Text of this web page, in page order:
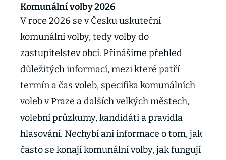
Komunální volby 2026
V roce 2026 se v Česku uskuteční
komunální volby, tedy volby do
zastupitelstev obcí. Přinášíme přehled
důležitých informací, mezi které patří
termín a čas voleb, specifika komunálních
voleb v Praze a dalších velkých městech,
volební průzkumy, kandidáti a pravidla
hlasování. Nechybí ani informace o tom, jak
často se konají komunální volby, jak fungují